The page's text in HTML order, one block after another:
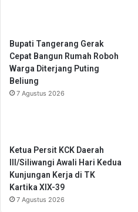
k
a
t
k
a
P
e
r
d
Bupati Tangerang Gerak
Cepat Bangun Rumah Roboh
Warga Diterjang Puting
Beliung
7 Agustus 2026
Ketua Persit KCK Daerah
III/Siliwangi Awali Hari Kedua
Kunjungan Kerja di TK
Kartika XIX-39
7 Agustus 2026